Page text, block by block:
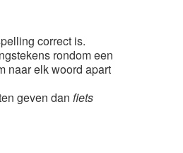
correct is.
rondom een
naar elk woord apart
geven dan fiets